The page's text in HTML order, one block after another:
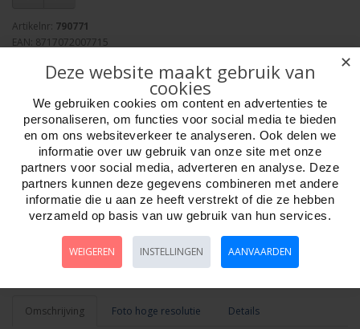
Artikelnr: 790771
EAN: 8717072007715
Minimum afname: 1
Aantal
Bestellen
Omschrijving Foto hoge resolutie Details
✕
Deze website maakt gebruik van
cookies
We gebruiken cookies om content en advertenties te
personaliseren, om functies voor social media te bieden
en om ons websiteverkeer te analyseren. Ook delen we
informatie over uw gebruik van onze site met onze
partners voor social media, adverteren en analyse. Deze
partners kunnen deze gegevens combineren met andere
informatie die u aan ze heeft verstrekt of die ze hebben
verzameld op basis van uw gebruik van hun services.
WEIGEREN INSTELLINGEN AANVAARDEN